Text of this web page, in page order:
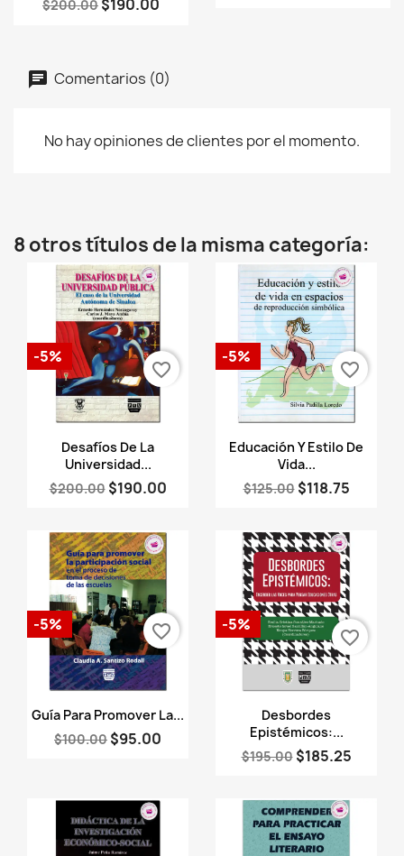
$200.00 $190.00
Comentarios (0)
No hay opiniones de clientes por el momento.
8 otros títulos de la misma categoría:
Vista rápida
Desafíos De La
Universidad...
$200.00 $190.00
-5%
favorite_border
Vista rápida
Educación Y Estilo De
Vida...
$125.00 $118.75
-5%
favorite_border
Vista rápida
Guía Para Promover La...
$100.00 $95.00
-5% favorite_border
Vista rápida
Desbordes
Epistémicos:...
$195.00 $185.25
-5%
favorite_border